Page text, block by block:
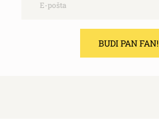
BUDI PAN FAN!